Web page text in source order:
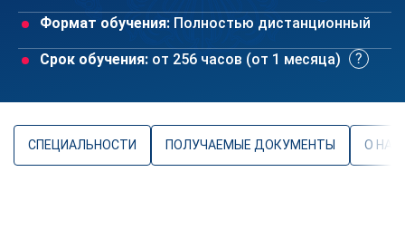
Формат обучения: Полностью дистанционный
Срок обучения: от 256 часов (от 1 месяца)
СПЕЦИАЛЬНОСТИ ПОЛУЧАЕМЫЕ ДОКУМЕНТЫ О